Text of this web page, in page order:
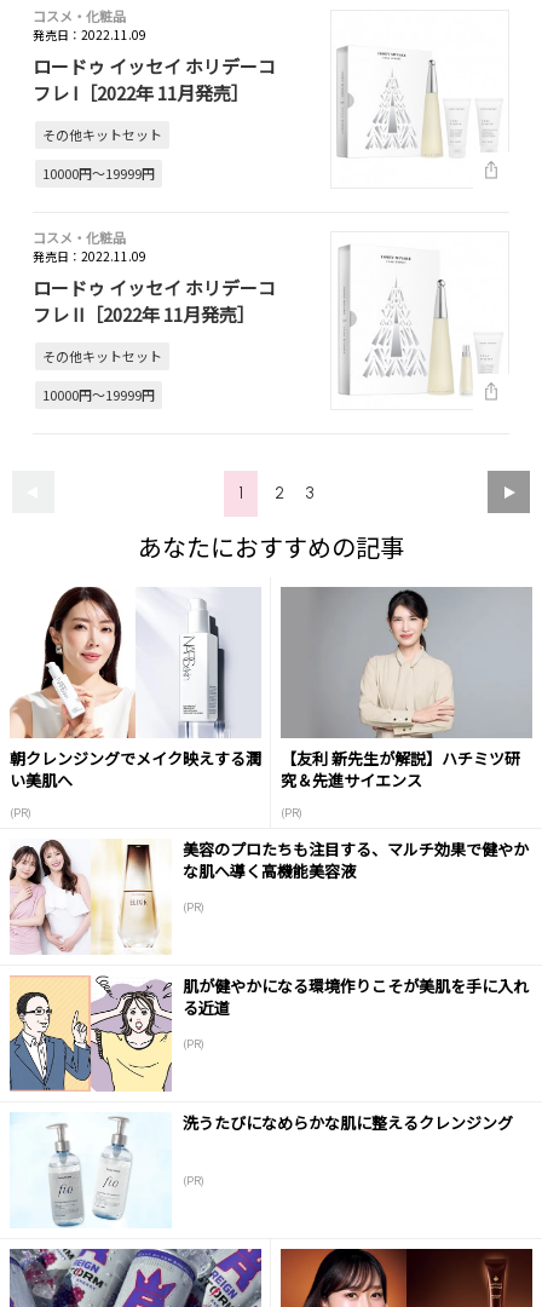
コスメ・化粧品
発売日：2022.11.09
ロードゥ イッセイ ホリデーコ
フレ I［2022年 11月発売］
その他キットセット
10000円～19999円
コスメ・化粧品
発売日：2022.11.09
ロードゥ イッセイ ホリデーコ
フレ II［2022年 11月発売］
その他キットセット
10000円～19999円
1 2 3
あなたにおすすめの記事
朝クレンジングでメイク映えする潤
い美肌へ
(PR)
【友利 新先生が解説】ハチミツ研
究＆先進サイエンス
(PR)
美容のプロたちも注目する、マルチ効果で健やか
な肌へ導く高機能美容液
(PR)
肌が健やかになる環境作りこそが美肌を手に入れ
る近道
(PR)
洗うたびになめらかな肌に整えるクレンジング
(PR)